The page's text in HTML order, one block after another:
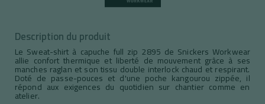
Description du produit
Le Sweat-shirt à capuche full zip 2895 de Snickers Workwear
allie confort thermique et liberté de mouvement grâce à ses
manches raglan et son tissu double interlock chaud et respirant.
Doté de passe-pouces et d'une poche kangourou zippée, il
répond aux exigences du quotidien sur chantier comme en
atelier.